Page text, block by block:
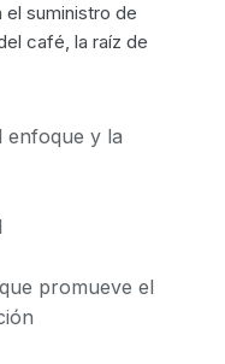
suministro de
café, la raíz de
enfoque y la
promueve el